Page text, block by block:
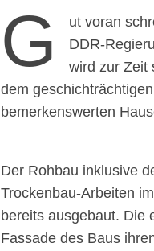
G
ut voran
DDR-
wird zur Zeit
dem
bemerkenswerten
Der Rohbau inklusive
Trockenbau-Arbeiten
bereits ausgebaut. Die
Fassade des Baus